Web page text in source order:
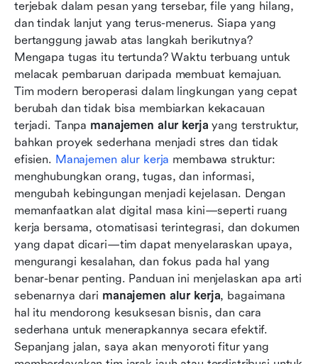
terjebak dalam pesan yang tersebar, file yang hilang,
dan tindak lanjut yang terus-menerus. Siapa yang
bertanggung jawab atas langkah berikutnya?
Mengapa tugas itu tertunda? Waktu terbuang untuk
melacak pembaruan daripada membuat kemajuan.
Tim modern beroperasi dalam lingkungan yang cepat
berubah dan tidak bisa membiarkan kekacauan
terjadi. Tanpa manajemen alur kerja yang terstruktur,
bahkan proyek sederhana menjadi stres dan tidak
efisien. Manajemen alur kerja membawa struktur:
menghubungkan orang, tugas, dan informasi,
mengubah kebingungan menjadi kejelasan. Dengan
memanfaatkan alat digital masa kini—seperti ruang
kerja bersama, otomatisasi terintegrasi, dan dokumen
yang dapat dicari—tim dapat menyelaraskan upaya,
mengurangi kesalahan, dan fokus pada hal yang
benar-benar penting. Panduan ini menjelaskan apa arti
sebenarnya dari manajemen alur kerja, bagaimana
hal itu mendorong kesuksesan bisnis, dan cara
sederhana untuk menerapkannya secara efektif.
Sepanjang jalan, saya akan menyoroti fitur yang
Tren masa depan dalam manajemen alur kerja
Kesimpulan
FAQ
Bacaan terkait